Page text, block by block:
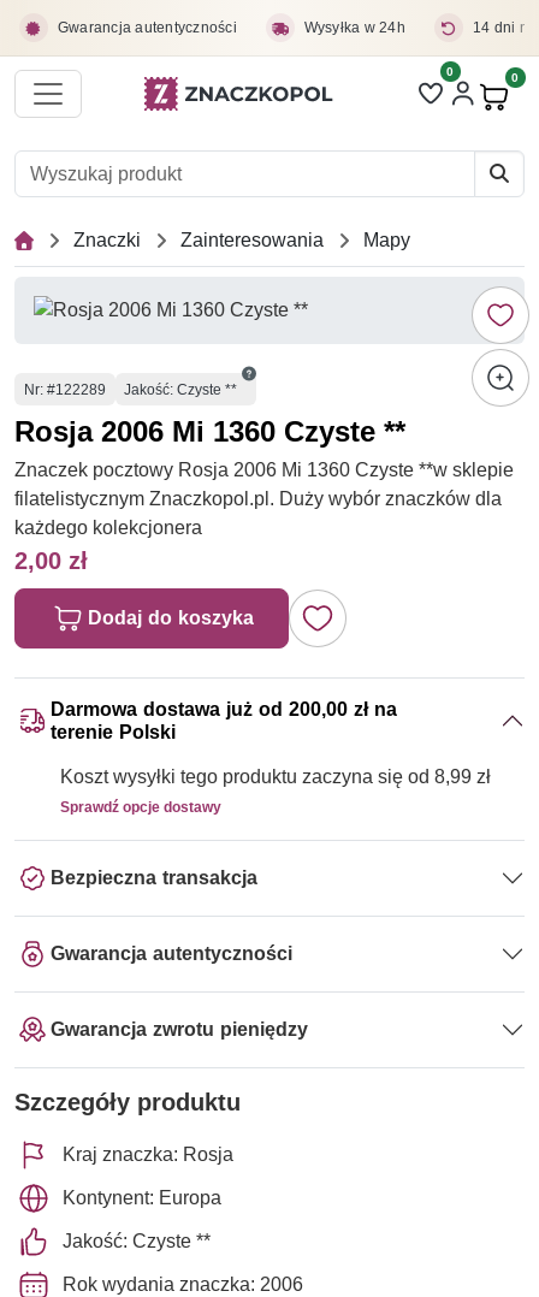
Gwarancja autentyczności Wysyłka w 24h 14 dni
Liczba pozycji
0 0
Znaczki Zainteresowania Mapy
Numer
Nr: #122289 Jakość: Czyste **
Rosja 2006 Mi 1360 Czyste **
Znaczek pocztowy Rosja 2006 Mi 1360 Czyste **w sklepie
filatelistycznym Znaczkopol.pl. Duży wybór znaczków dla
każdego kolekcjonera
2,00 zł
Dodaj do koszyka
Darmowa dostawa już od 200,00 zł na
terenie Polski
Koszt wysyłki tego produktu zaczyna się od 8,99 zł
Sprawdź opcje dostawy
Bezpieczna transakcja
Gwarancja autentyczności
Gwarancja zwrotu pieniędzy
Szczegóły produktu
Kraj znaczka: Rosja
Kontynent: Europa
Jakość: Czyste **
Rok wydania znaczka: 2006